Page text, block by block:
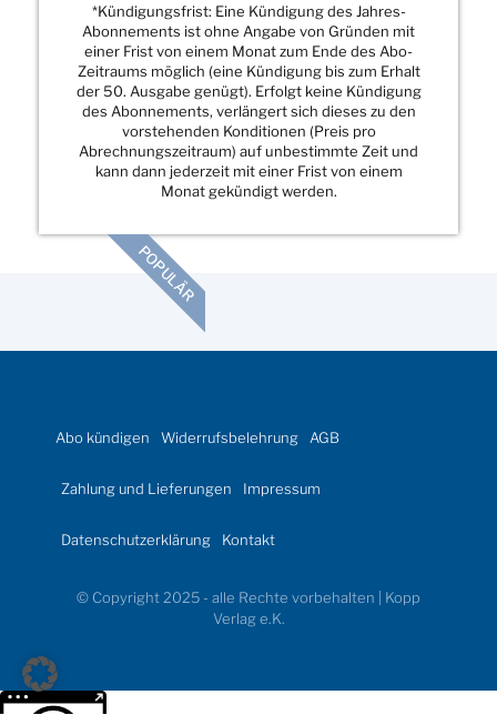
*Kündigungsfrist: Eine Kündigung des Jahres-
Abonnements ist ohne Angabe von Gründen mit
einer Frist von einem Monat zum Ende des Abo-
Zeitraums möglich (eine Kündigung bis zum Erhalt
der 50. Ausgabe genügt). Erfolgt keine Kündigung
des Abonnements, verlängert sich dieses zu den
vorstehenden Konditionen (Preis pro
Abrechnungszeitraum) auf unbestimmte Zeit und
kann dann jederzeit mit einer Frist von einem
Monat gekündigt werden.
POPULÄR
Abo kündigen Widerrufsbelehrung AGB
Zahlung und Lieferungen Impressum
Datenschutzerklärung Kontakt
© Copyright 2025 - alle Rechte vorbehalten | Kopp
Verlag e.K.
Weitere Informationen über den gesperrten Inhalt.